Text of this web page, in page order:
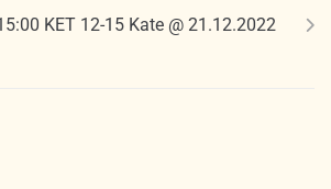
KET 12-15 Kate @ 21.12.2022